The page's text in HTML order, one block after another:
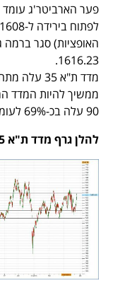
האופציות) סגר ברמה
1616.23.
ממשיך להיות המדד
90 עלה בכ-69% לעומת 7% בלבד במדד ת"א 35.
להלן גרף מדד ת"א 35 לשנים האחרונות